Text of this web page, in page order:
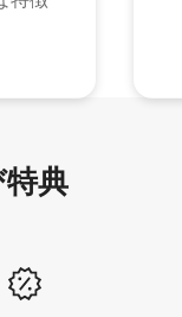
典